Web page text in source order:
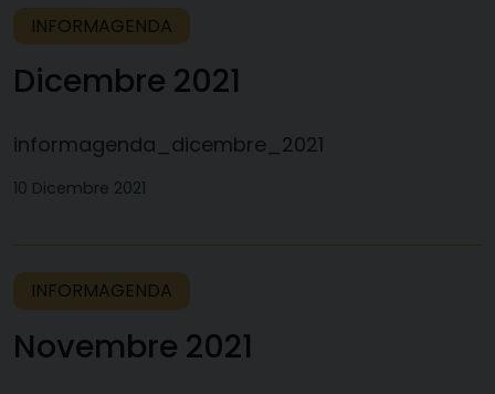
INFORMAGENDA
Dicembre 2021
informagenda_dicembre_2021
10 Dicembre 2021
INFORMAGENDA
Novembre 2021